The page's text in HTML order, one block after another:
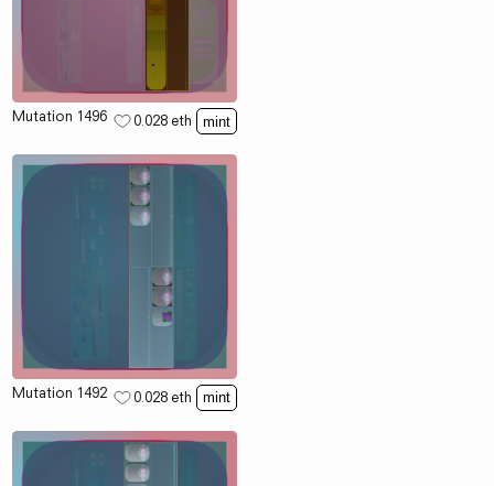
Mutation 1496 0.028 eth mint
Mutation 1492 0.028 eth mint